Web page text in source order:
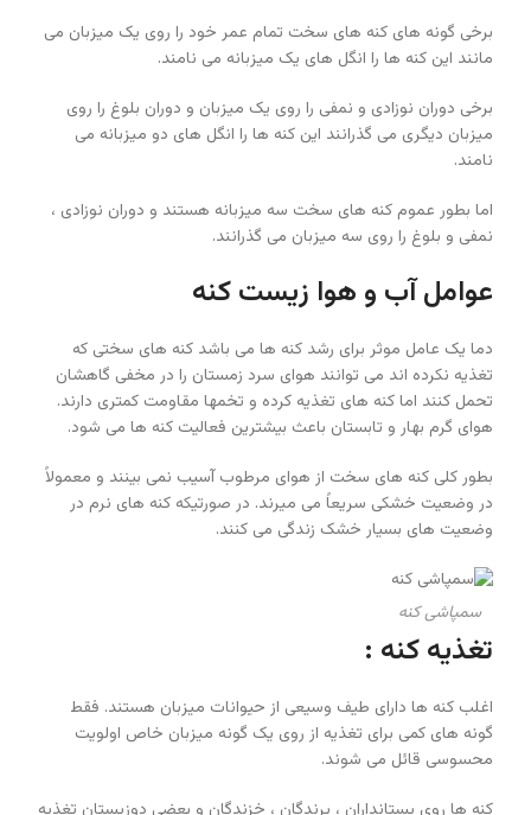
برخی گونه های کنه های سخت تمام عمر خود را روی یک میزبان می
مانند این کنه ها را انگل های یک میزبانه می نامند.
برخی دوران نوزادی و نمفی را روی یک میزبان و دوران بلوغ را روی
میزبان دیگری می گذرانند این کنه ها را انگل های دو میزبانه می
نامند.
اما بطور عموم کنه های سخت سه میزبانه هستند و دوران نوزادی ،
نمفی و بلوغ را روی سه میزبان می گذرانند.
عوامل آب و هوا زیست کنه
دما یک عامل موثر برای رشد کنه ها می باشد کنه های سختی که
تغذیه نکرده اند می توانند هوای سرد زمستان را در مخفی گاهشان
تحمل کنند اما کنه های تغذیه کرده و تخمها مقاومت کمتری دارند.
هوای گرم بهار و تابستان باعث بیشترین فعالیت کنه ها می شود.
بطور کلی کنه های سخت از هوای مرطوب آسیب نمی بینند و معمولاً
در وضعیت خشکی سریعاً می میرند. در صورتیکه کنه های نرم در
وضعیت های بسیار خشک زندگی می کنند.
سمپاشی کنه
تغذیه کنه :
اغلب کنه ها دارای طیف وسیعی از حیوانات میزبان هستند. فقط
گونه های کمی برای تغذیه از روی یک گونه میزبان خاص اولویت
محسوسی قائل می شوند.